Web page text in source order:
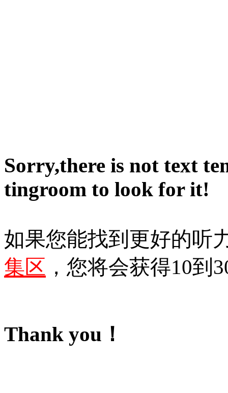
Sorry,there is not text
tingroom to look for it!
如果您能找到更好的听
集区 ，您将会获得10到
Thank you！